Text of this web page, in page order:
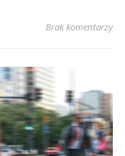
Brak komentarzy